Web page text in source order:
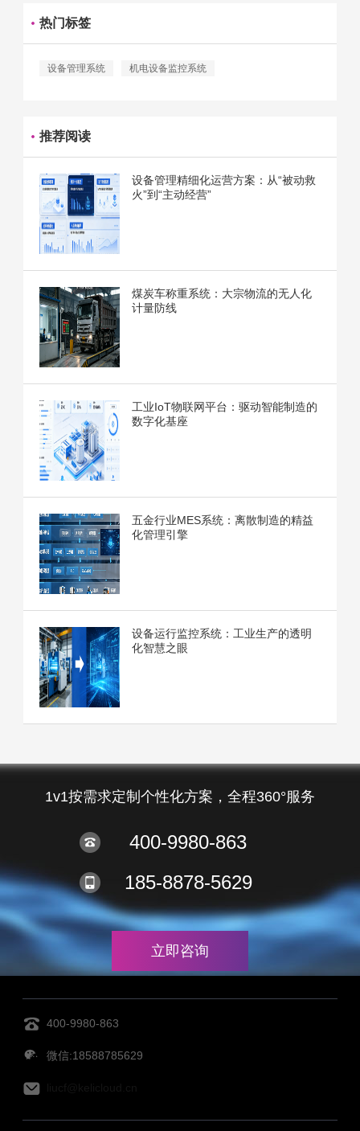
热门标签
设备管理系统 机电设备监控系统
推荐阅读
设备管理精细化运营方案：从“被动救
火”到“主动经营”
煤炭车称重系统：大宗物流的无人化
计量防线
工业IoT物联网平台：驱动智能制造的
数字化基座
五金行业MES系统：离散制造的精益
化管理引擎
设备运行监控系统：工业生产的透明
化智慧之眼
1v1按需求定制个性化方案，全程360°服务
400-9980-863
185-8878-5629
立即咨询
400-9980-863
微信:18588785629